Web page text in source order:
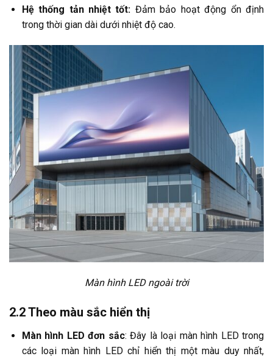
Hệ thống tản nhiệt tốt: Đảm bảo hoạt động ổn định
trong thời gian dài dưới nhiệt độ cao.
Màn hình LED ngoài trời
2.2 Theo màu sắc hiển thị
Màn hình LED đơn sắc: Đây là loại màn hình LED trong
các loại màn hình LEDchỉ hiển thị một màu duy nhất,